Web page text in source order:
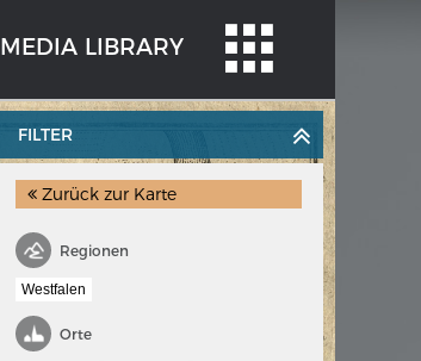
MEDIA LIBRARY
WEIMAR: VOM WESEN UND WERT DER
DEMOKRATIE
FILTER
Zurück zur Karte
Regionen
Westfalen
Orte